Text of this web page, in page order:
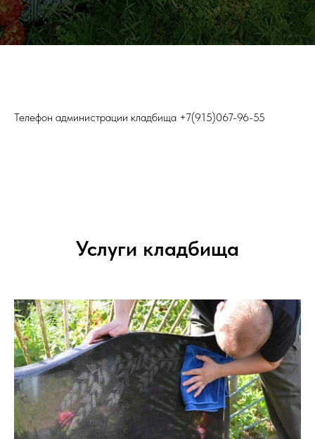
Телефон администрации кладбища +7(915)067-96-55
Услуги кладбища